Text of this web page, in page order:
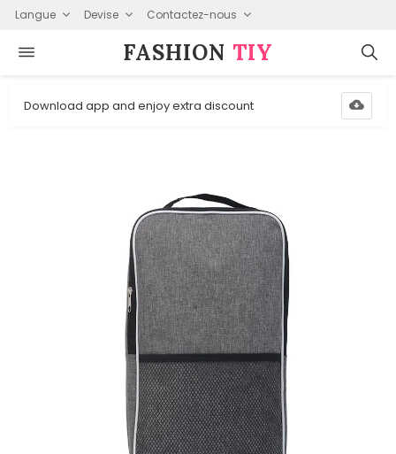
Langue Devise Contactez-nous
FASHION⁠ TIY
Download app and enjoy extra discount